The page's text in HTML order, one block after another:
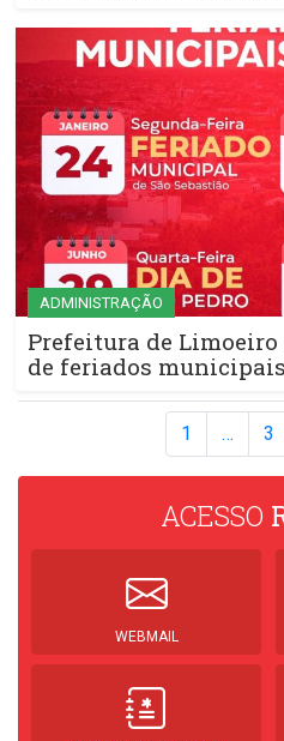
ADMINISTRAÇÃO
Prefeitura de
de feriados
1 … 3
ACESSO
WEBMAIL